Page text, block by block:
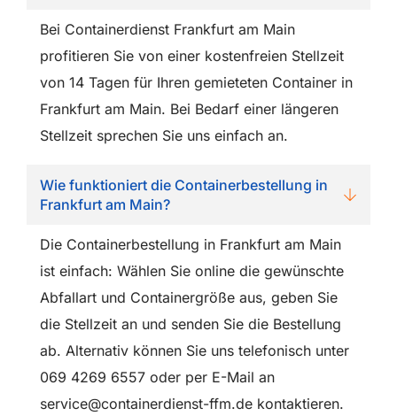
Bei Containerdienst Frankfurt am Main
profitieren Sie von einer kostenfreien Stellzeit
von 14 Tagen für Ihren gemieteten Container in
Frankfurt am Main. Bei Bedarf einer längeren
Stellzeit sprechen Sie uns einfach an.
Wie funktioniert die Containerbestellung in
Frankfurt am Main?
Die Containerbestellung in Frankfurt am Main
ist einfach: Wählen Sie online die gewünschte
Abfallart und Containergröße aus, geben Sie
die Stellzeit an und senden Sie die Bestellung
ab. Alternativ können Sie uns telefonisch unter
069 4269 6557 oder per E-Mail an
service@containerdienst-ffm.de kontaktieren.